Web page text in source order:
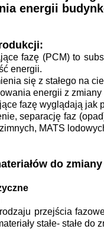
energii
fazę (PCM) to
energii.
się z stałego na
energii z
fazę wyglądają jak
separację faz
MATS
do
przejścia
stałe- stałe do